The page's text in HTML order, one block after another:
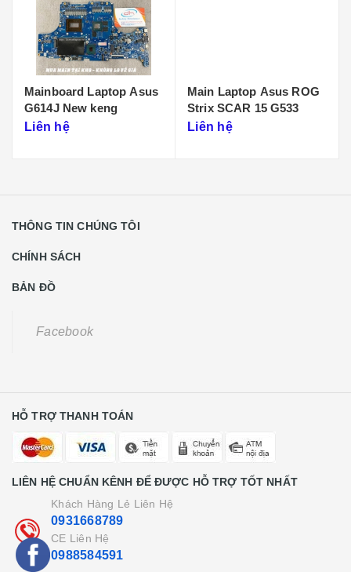
Mainboard Laptop Asus
G614J New keng
Liên hệ
Main Laptop Asus ROG
Strix SCAR 15 G533
Liên hệ
THÔNG TIN CHÚNG TÔI
CHÍNH SÁCH
BẢN ĐỒ
Facebook
HỖ TRỢ THANH TOÁN
LIÊN HỆ CHUẨN KÊNH ĐỂ ĐƯỢC HỖ TRỢ TỐT NHẤT
Khách Hàng Lẻ Liên Hệ
0931668789
CE Liên Hệ
0988584591